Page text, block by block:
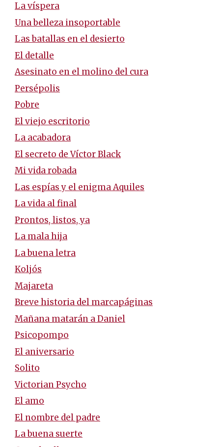
La víspera
Una belleza insoportable
Las batallas en el desierto
El detalle
Asesinato en el molino del cura
Persépolis
Pobre
El viejo escritorio
La acabadora
El secreto de Víctor Black
Mi vida robada
Las espías y el enigma Aquiles
La vida al final
Prontos, listos, ya
La mala hija
La buena letra
Koljós
Majareta
Breve historia del marcapáginas
Mañana matarán a Daniel
Psicopompo
El aniversario
Solito
Victorian Psycho
El amo
El nombre del padre
La buena suerte